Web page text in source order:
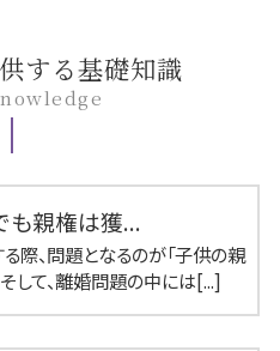
する基礎知識
も親権は獲...
際、問題となるのが「子供の親
そして、離婚問題の中には[...]